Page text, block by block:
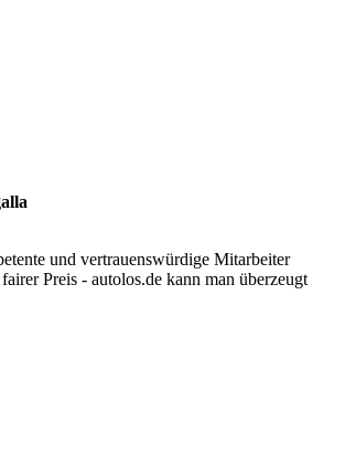
und vertrauenswürdige Mitarbeiter
Preis - autolos.de kann man überzeugt